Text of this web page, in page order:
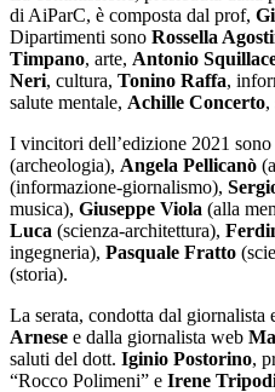
di AiParC, è composta dal prof,
Dipartimenti sono Rossella
Timpano, arte, Antonio
Neri, cultura, Tonino Raffa,
salute mentale, Achille Concerto,
I vincitori dell’edizione 2021 sono
(archeologia), Angela Pellicanò
(informazione-giornalismo),
musica), Giuseppe Viola (alla
Luca (scienza-architettura),
ingegneria), Pasquale Fratto
(storia).
La serata, condotta dal giornalista
Arnese e dalla giornalista web
saluti del dott. Iginio Postorino,
“Rocco Polimeni” e Irene